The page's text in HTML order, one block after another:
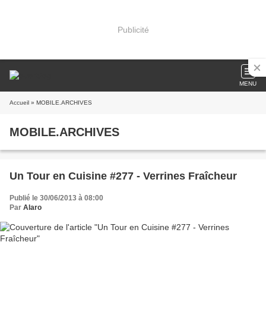
Publicité
MENU
Accueil » MOBILE.ARCHIVES
MOBILE.ARCHIVES
Un Tour en Cuisine #277 - Verrines Fraîcheur
Publié le 30/06/2013 à 08:00
Par Alaro